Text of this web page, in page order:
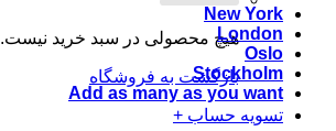
هیچ محصولی در سبد خرید نیست.
بازگشت به فروشگاه
تسویه حساب +
New York
London
Oslo
Stockholm
Add as many as you want